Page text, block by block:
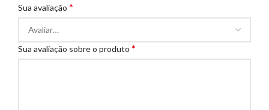
Sua avaliação *
Sua avaliação sobre o produto *